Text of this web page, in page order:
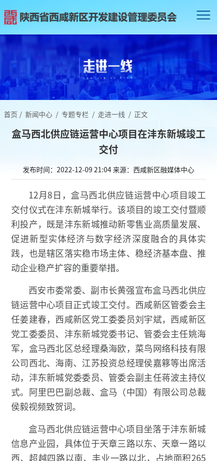
首页 / 新闻中心 / 专题专栏 / 走进一线 / 正文
盒马西北供应链运营中心项目在沣东新城竣工
交付
发布时间：2022-12-09 21:04来源：西咸新区融媒体中心
12月8日，盒马西北供应链运营中心项目竣工
交付仪式在沣东新城举行。该项目的竣工交付暨顺
利投产，既是沣东新城推动新零售业高质量发展、
促进新型实体经济与数字经济深度融合的具体实
践，也是辖区落实稳市场主体、稳经济基本盘、推
动企业稳产扩容的重要举措。
西安市委常委、副市长黄强宣布盒马西北供应
链运营中心项目正式竣工交付。西咸新区管委会主
任姜建春，西咸新区党工委委员刘宇斌，西咸新区
党工委委员、沣东新城党委书记、管委会主任姚海
军，盒马西北区总经理桑海欧，菜鸟网络科技有限
公司西北、海南、江苏投资总经理侯嘉簃等出席活
动，沣东新城党委委员、管委会副主任蒋波主持仪
式。阿里巴巴副总裁、盒马（中国）有限公司总裁
侯毅视频致贺词。
盒马西北供应链运营中心项目坐落于沣东新城
信息产业园，具体位于天章三路以东、天章一路以
西、超越四路以南、丰业一路以北，占地面积265